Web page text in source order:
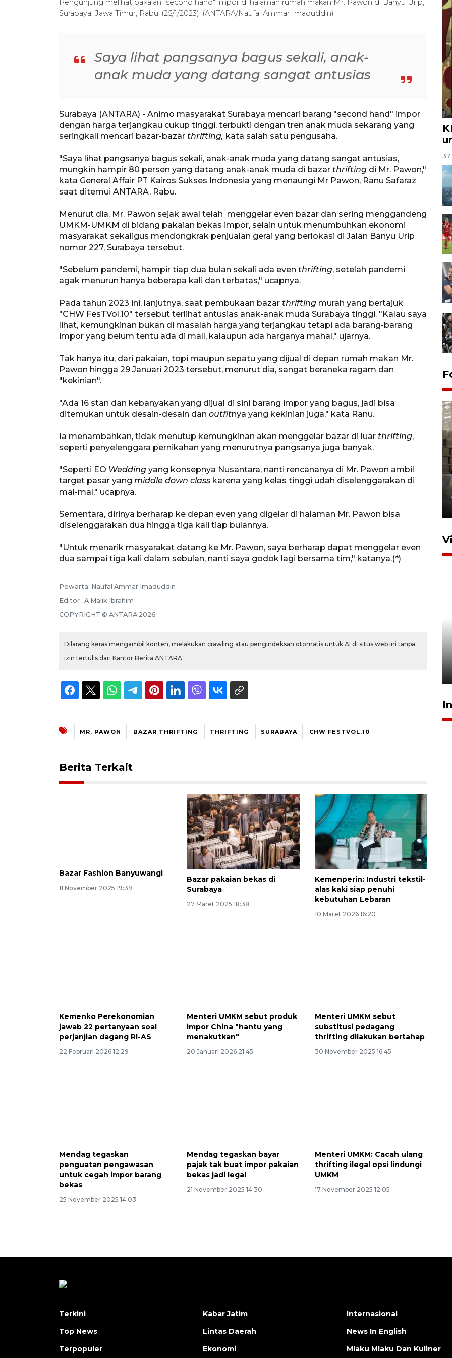
Pengunjung melihat pakaian "second hand" impor di halaman rumah makan Mr. Pawon di Banyu Urip,
Surabaya, Jawa Timur, Rabu, (25/1/2023). (ANTARA/Naufal Ammar Imaduddin)
Saya lihat pangsanya bagus sekali, anak-
anak muda yang datang sangat antusias
Surabaya (ANTARA) - Animo masyarakat Surabaya mencari barang "second hand" impor
dengan harga terjangkau cukup tinggi, terbukti dengan tren anak muda sekarang yang
seringkali mencari bazar-bazar thrifting, kata salah satu pengusaha.
"Saya lihat pangsanya bagus sekali, anak-anak muda yang datang sangat antusias,
mungkin hampir 80 persen yang datang anak-anak muda di bazar thrifting di Mr. Pawon,"
kata General Affair PT Kairos Sukses Indonesia yang menaungi Mr Pawon, Ranu Safaraz
saat ditemui ANTARA, Rabu.
Menurut dia, Mr. Pawon sejak awal telah menggelar even bazar dan sering menggandeng
UMKM-UMKM di bidang pakaian bekas impor, selain untuk menumbuhkan ekonomi
masyarakat sekaligus mendongkrak penjualan gerai yang berlokasi di Jalan Banyu Urip
nomor 227, Surabaya tersebut.
"Sebelum pandemi, hampir tiap dua bulan sekali ada even thrifting, setelah pandemi
agak menurun hanya beberapa kali dan terbatas," ucapnya.
Pada tahun 2023 ini, lanjutnya, saat pembukaan bazar thrifting murah yang bertajuk
"CHW FesTVol.10" tersebut terlihat antusias anak-anak muda Surabaya tinggi. "Kalau saya
lihat, kemungkinan bukan di masalah harga yang terjangkau tetapi ada barang-barang
impor yang belum tentu ada di mall, kalaupun ada harganya mahal," ujarnya.
Tak hanya itu, dari pakaian, topi maupun sepatu yang dijual di depan rumah makan Mr.
Pawon hingga 29 Januari 2023 tersebut, menurut dia, sangat beraneka ragam dan
"kekinian".
"Ada 16 stan dan kebanyakan yang dijual di sini barang impor yang bagus, jadi bisa
ditemukan untuk desain-desain dan outfitnya yang kekinian juga," kata Ranu.
Ia menambahkan, tidak menutup kemungkinan akan menggelar bazar di luar thrifting,
seperti penyelenggara pernikahan yang menurutnya pangsanya juga banyak.
"Seperti EO Wedding yang konsepnya Nusantara, nanti rencananya di Mr. Pawon ambil
target pasar yang middle down class karena yang kelas tinggi udah diselenggarakan di
mal-mal," ucapnya.
Sementara, dirinya berharap ke depan even yang digelar di halaman Mr. Pawon bisa
diselenggarakan dua hingga tiga kali tiap bulannya.
"Untuk menarik masyarakat datang ke Mr. Pawon, saya berharap dapat menggelar even
dua sampai tiga kali dalam sebulan, nanti saya godok lagi bersama tim," katanya.(*)
Pewarta: Naufal Ammar Imaduddin
Editor : A Malik Ibrahim
COPYRIGHT © ANTARA 2026
Dilarang keras mengambil konten, melakukan crawling atau pengindeksan otomatis untuk AI di situs web ini tanpa
izin tertulis dari Kantor Berita ANTARA.
MR. PAWON BAZAR THRIFTING THRIFTING SURABAYA CHW FESTVOL.10
Berita Terkait
Bazar Fashion Banyuwangi
Bazar pakaian bekas di
Surabaya
27 Maret 2025 18:38
Kemenperin: Industri tekstil-
alas kaki siap penuhi
kebutuhan Lebaran
10 Maret 2026 16:20
Kemenko Perekonomian
jawab 22 pertanyaan soal
perjanjian dagang RI-AS
22 Februari 2026 12:29
Menteri UMKM sebut produk
impor China "hantu yang
menakutkan"
20 Januari 2026 21:45
Menteri UMKM sebut
substitusi pedagang
thrifting dilakukan bertahap
30 November 2025 16:45
Mendag tegaskan
penguatan pengawasan
untuk cegah impor barang
bekas
25 November 2025 14:03
Mendag tegaskan bayar
pajak tak buat impor pakaian
bekas jadi legal
21 November 2025 14:30
Menteri UMKM: Cacah ulang
thrifting ilegal opsi lindungi
UMKM
17 November 2025 12:05
37
Desa Tangguh Bencana di
Ekspedisi Rupiah Berdaulat
2026 sambangi Papua
2026-08-06 13:15:00
Terkini
Top News
Terpopuler
Kabar Jatim
Lintas Daerah
Ekonomi
Internasional
News In English
Mlaku Mlaku Dan Kuliner